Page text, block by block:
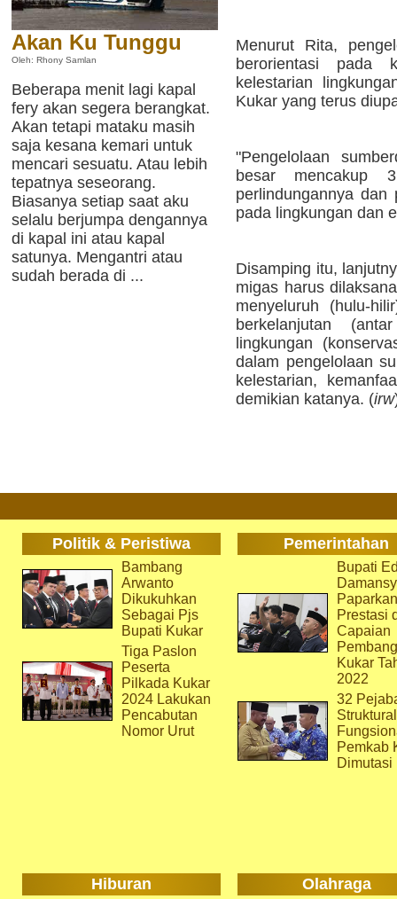
Akan Ku Tunggu
Oleh: Rhony Samlan
Beberapa menit lagi kapal
fery akan segera berangkat.
Akan tetapi mataku masih
saja kesana kemari untuk
mencari sesuatu. Atau lebih
tepatnya seseorang.
Biasanya setiap saat aku
selalu berjumpa dengannya
di kapal ini atau kapal
satunya. Mengantri atau
sudah berada di ...
Menurut Rita,
berorientasi pada
kelestarian
Kukar yang terus
"Pengelolaan
besar mencakup
perlindungannya dan
pada lingkungan dan
Disamping itu,
migas harus
menyeluruh (hulu-
berkelanjutan
lingkungan
dalam pengelolaan
kelestarian,
demikian katanya. (irw
Politik & Peristiwa Pemerintahan
Bambang
Arwanto
Dikukuhkan
Sebagai Pjs
Bupati Kukar
Tiga Paslon
Peserta
Pilkada Kukar
2024 Lakukan
Pencabutan
Nomor Urut
Bupati
Paparkan
Prestasi
Capaian
Kukar
2022
32
Pemkab
Dimutasi
Hiburan Olahraga